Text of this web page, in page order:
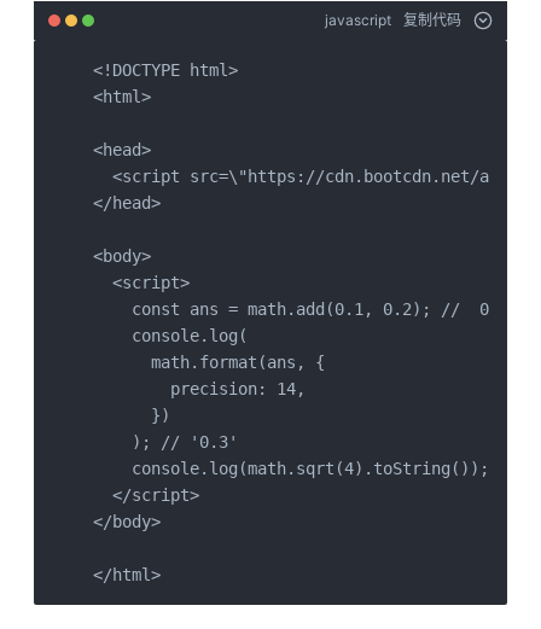
javascript 复制代码
<!DOCTYPE html>
<html>
<head>
<script src=\"https://cdn.bootcdn.net/ajax/
</head>
<body>
  <script>
const ans = math.add(0.1, 0.2); //
    console.log(
      math.format(ans, {
        precision: 14,
      })
    ); // '0.3'
    console.log(math.sqrt(4).toString()); // 2
  </script>
</body>
</html>